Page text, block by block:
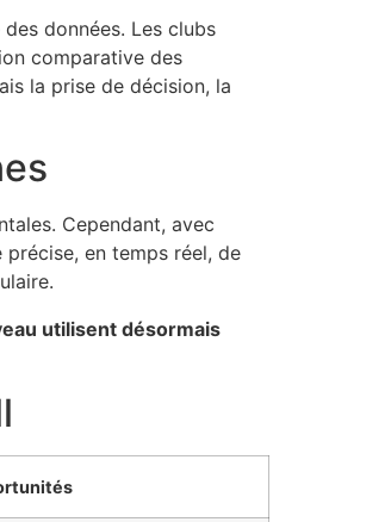
données. Les clubs
comparative des
la prise de décision, la
Cependant, avec
en temps réel, de
utilisent désormais